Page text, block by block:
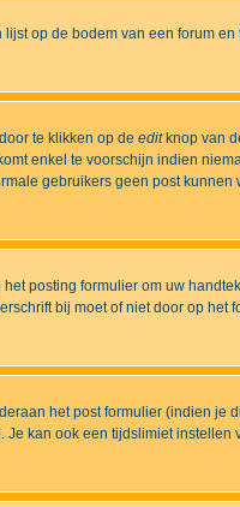
op de bodem van een forum en
te klikken op de editknop van
enkel te voorschijn indien
gebruikers geen post kunnen
posting formulier om uw
bij moet of niet door op het
het post formulier (indien je
Je kan ook een tijdslimiet instellen